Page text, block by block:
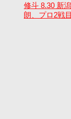
修斗 8.30 新
朗、プロ2戦